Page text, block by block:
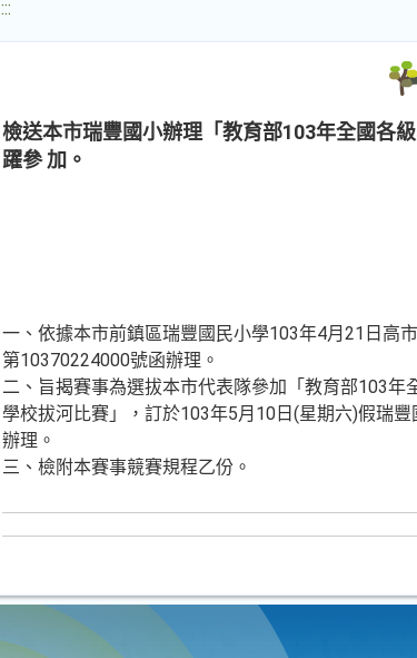
:::
檢送本市瑞豐國小辦理「教育部103年全國各
躍參 加。
一、依據本市前鎮區瑞豐國民小學103年4月21日高
第10370224000號函辦理。
二、旨揭賽事為選拔本市代表隊參加「教育部103年
學校拔河比賽」，訂於103年5月10日(星期六)假瑞豐
辦理。
三、檢附本賽事競賽規程乙份。